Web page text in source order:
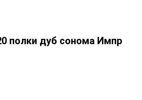
полки дуб сонома Импр